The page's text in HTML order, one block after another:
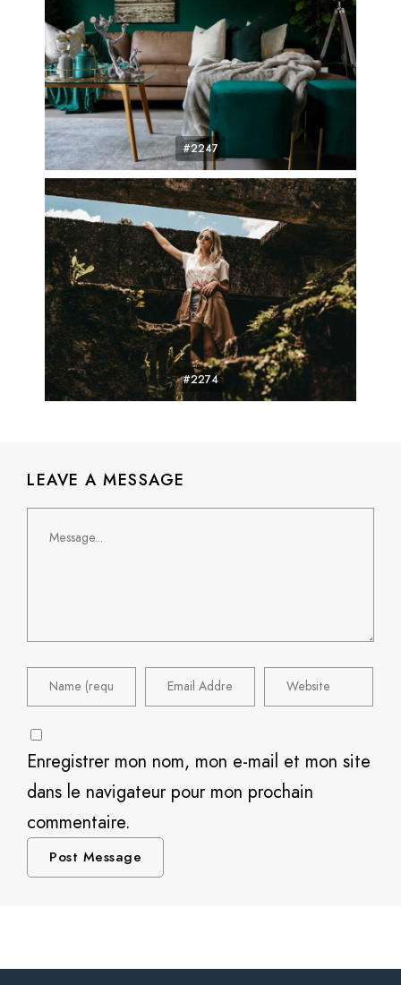
#2247
#2274
LEAVE A MESSAGE
Enregistrer mon nom, mon e-mail et mon site
dans le navigateur pour mon prochain
commentaire.